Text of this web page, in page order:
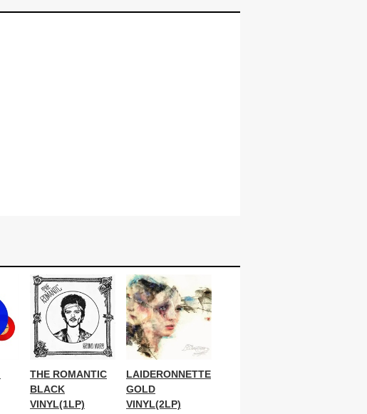
THE ROMANTIC
BLACK
VINYL(1LP)
LAIDERONNETTE
GOLD
VINYL(2LP)